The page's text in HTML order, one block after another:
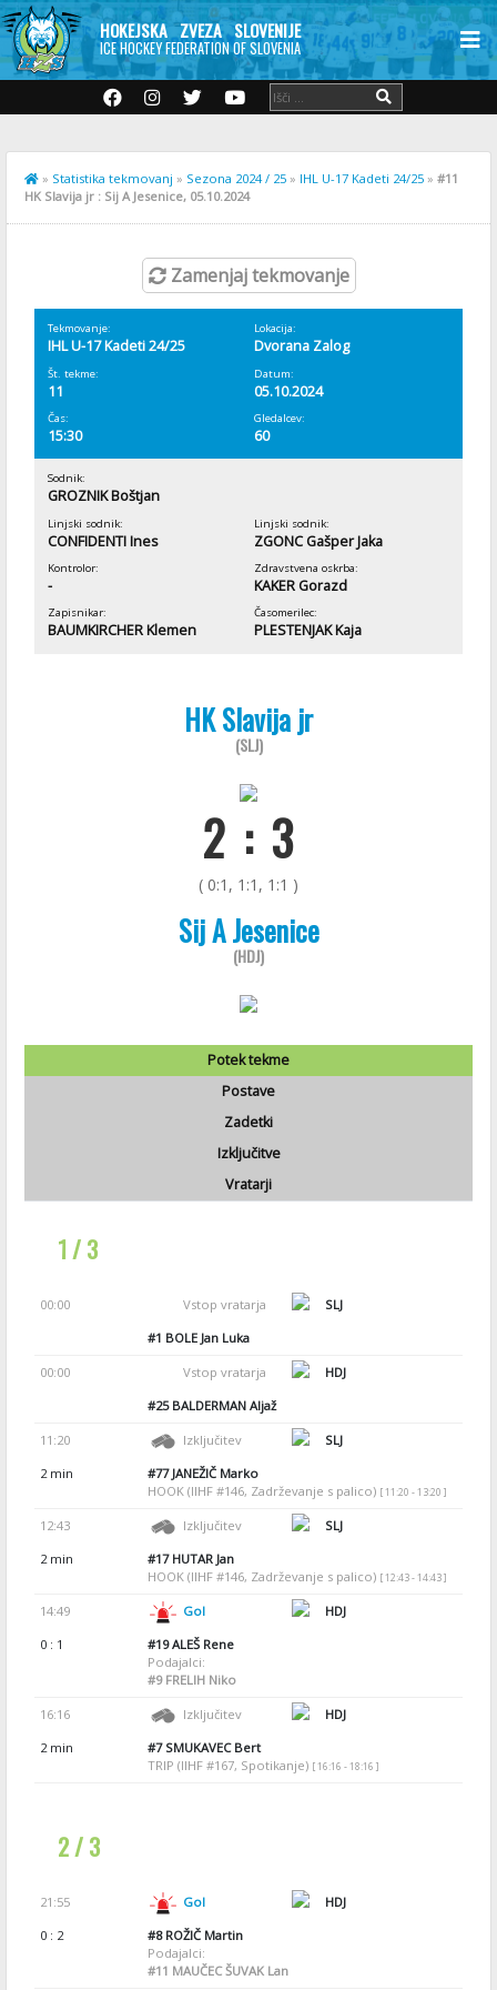
HOKEJSKA ZVEZA SLOVENIJE
ICE HOCKEY FEDERATION OF SLOVENIA
» Statistika tekmovanj » Sezona 2024 / 25 » IHL U-17 Kadeti 24/25 » #11
HK Slavija jr : Sij A Jesenice, 05.10.2024
Zamenjaj tekmovanje
Tekmovanje:
IHL U-17 Kadeti 24/25
Lokacija:
Dvorana Zalog
Št. tekme:
11
Datum:
05.10.2024
Čas:
15:30
Gledalcev:
60
Sodnik:
GROZNIK Boštjan
Linjski sodnik:
CONFIDENTI Ines
Linjski sodnik:
ZGONC Gašper Jaka
Kontrolor:
-
Zdravstvena oskrba:
KAKER Gorazd
Zapisnikar:
BAUMKIRCHER Klemen
Časomerilec:
PLESTENJAK Kaja
HK Slavija jr
(SLJ)
2 : 3
( 0:1, 1:1, 1:1 )
Sij A Jesenice
(HDJ)
Potek tekme
Postave
Zadetki
Izključitve
Vratarji
1 / 3
00:00 Vstop vratarja
SLJ
#1 BOLE Jan Luka
00:00 Vstop vratarja
HDJ
#25BALDERMAN Aljaž
11:20 Izključitev
SLJ
2 min
#77JANEŽIČ Marko
HOOK (IIHF #146, Zadrževanje s palico) [ 11:20 - 13:20 ]
12:43 Izključitev
SLJ
2 min
#17HUTAR Jan
HOOK (IIHF #146, Zadrževanje s palico) [ 12:43 - 14:43 ]
14:49 Gol
HDJ
0 : 1
#19ALEŠ Rene
Podajalci:
#9FRELIH Niko
16:16 Izključitev
HDJ
2 min
#7SMUKAVEC Bert
TRIP (IIHF #167, Spotikanje) [ 16:16 - 18:16 ]
2 / 3
21:55 Gol
HDJ
0 : 2
#8ROŽIČ Martin
Podajalci:
#11 MAUČEC ŠUVAK Lan